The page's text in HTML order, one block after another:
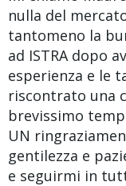
nulla del
tantomeno la
ad ISTRA dopo
esperienza e le
riscontrato una
brevissimo
UN
gentilezza e
e seguirmi in